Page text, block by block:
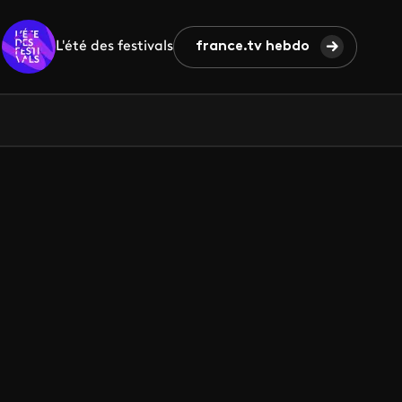
L'été des festivals france.tv hebdo